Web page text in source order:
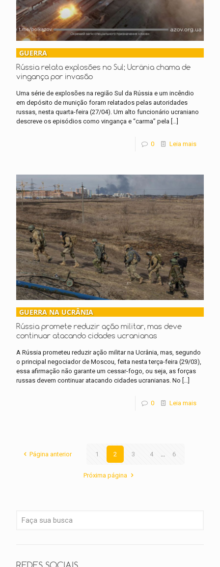
GUERRA
Rússia relata explosões no Sul; Ucrânia chama de
vingança por invasão
Uma série de explosões na região Sul da Rússia e um incêndio
em depósito de munição foram relatados pelas autoridades
russas, nesta quarta-feira (27/04). Um alto funcionário ucraniano
descreve os episódios como vingança e “carma” pela
0 Leia mais
GUERRA NA UCRÂNIA
Rússia promete reduzir ação militar, mas deve
continuar atacando cidades ucranianas
A Rússia prometeu reduzir ação militar na Ucrânia, mas, segundo
o principal negociador de Moscou, feita nesta terça-feira (29/03),
essa afirmação não garante um cessar-fogo, ou seja, as forças
russas devem continuar atacando cidades ucranianas. No […]
0 Leia mais
Página anterior 1 2 3 4 6
Próxima página